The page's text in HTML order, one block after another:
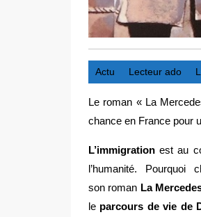
Actu Lecteur ado
Le roman « La
chance en France pour
L’immigration est au
l’humanité.
son roman La
le parcours de vie de